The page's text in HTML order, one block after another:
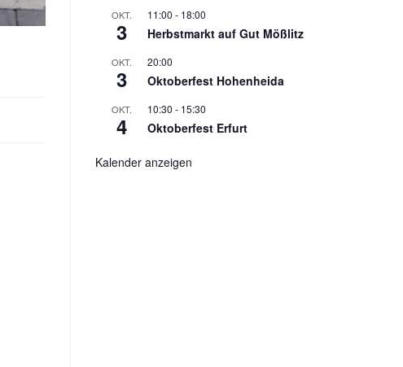
OKT.
3
11:00 - 18:00
Herbstmarkt auf Gut Mößlitz
OKT.
3
20:00
Oktoberfest Hohenheida
OKT.
4
10:30 - 15:30
Oktoberfest Erfurt
Kalender anzeigen